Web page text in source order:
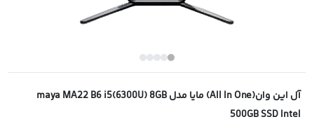
آل این وان(All In One) مایا مدل maya MA22 B6 i5(6300U) 8GB
500GB SSD Intel